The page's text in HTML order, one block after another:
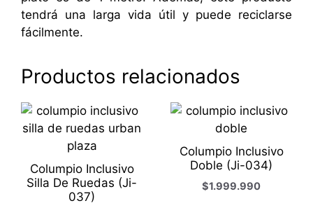
tendrá una larga vida útil y puede reciclarse
fácilmente.
Productos relacionados
Columpio Inclusivo
Silla De Ruedas (Ji-
037)
Columpio Inclusivo
Doble (Ji-034)
$1.999.990